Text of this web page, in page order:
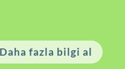
Daha fazla bilgi al